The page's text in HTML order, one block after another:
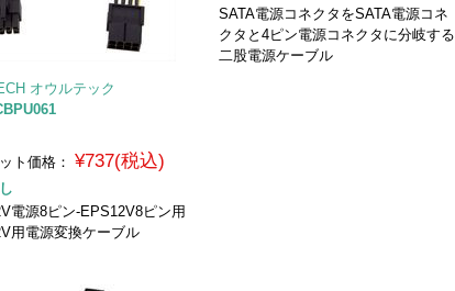
オウルテック
ト価格： ¥737(税込)
電源8ピン-EPS12V8ピン用
用電源変換ケーブル
SATA電源コネクタをSATA電源コネ
クタと4ピン電源コネクタに分岐する
二股電源ケーブル